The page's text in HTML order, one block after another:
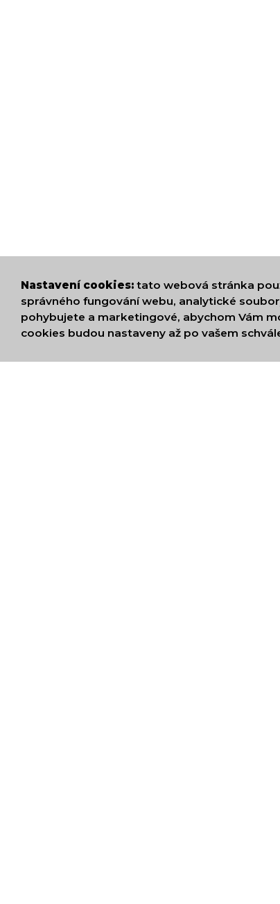
Nastavení cookies: tato webová stránka
správného fungování webu, analytické
pohybujete a marketingové, abychom Vám
cookies budou nastaveny až po vašem